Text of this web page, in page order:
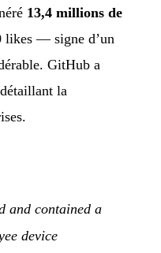
13,4 millions de
likes — signe d’un
GitHub a
la
and contained a
device